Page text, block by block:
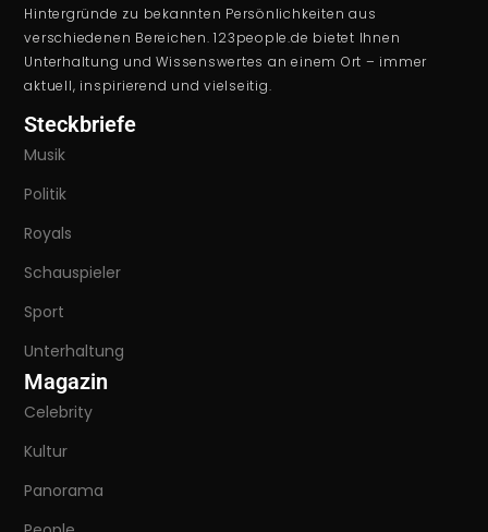
Hintergründe zu bekannten Persönlichkeiten aus
verschiedenen Bereichen. 123people.de bietet Ihnen
Unterhaltung und Wissenswertes an einem Ort – immer
aktuell, inspirierend und vielseitig.
Steckbriefe
Musik
Politik
Royals
Schauspieler
Sport
Unterhaltung
Magazin
Celebrity
Kultur
Panorama